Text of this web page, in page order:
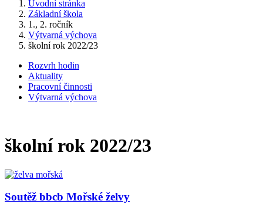
Úvodní stránka
Základní škola
1., 2. ročník
Výtvarná výchova
školní rok 2022/23
Rozvrh hodin
Aktuality
Pracovní činnosti
Výtvarná výchova
školní rok 2022/23
Soutěž bbcb Mořské želvy